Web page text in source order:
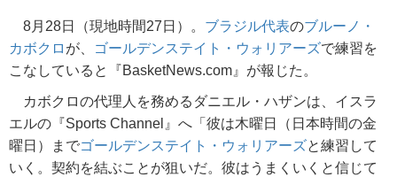
8月28日（現地時間27日）。 ブラジル代表のブルーノ・
カボクロ が、 ゴールデンステイト・ウォリアーズで練習を
こなしていると『BasketNews.com』が報じた。
カボクロの代理人を務めるダニエル・ハザンは、イスラ
エルの『Sports Channel』へ「彼は木曜日（日本時間の金
曜日）までゴールデンステイト・ウォリアーズと練習して
いく。契約を結ぶことが狙いだ。彼はうまくいくと信じて